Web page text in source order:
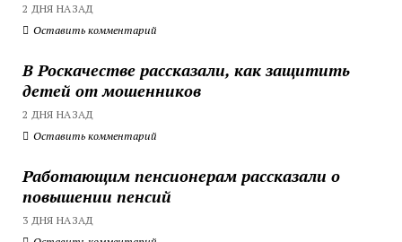
2 ДНЯ НАЗАД
Оставить комментарий
В Роскачестве рассказали, как защитить
детей от мошенников
2 ДНЯ НАЗАД
Оставить комментарий
Работающим пенсионерам рассказали о
повышении пенсий
3 ДНЯ НАЗАД